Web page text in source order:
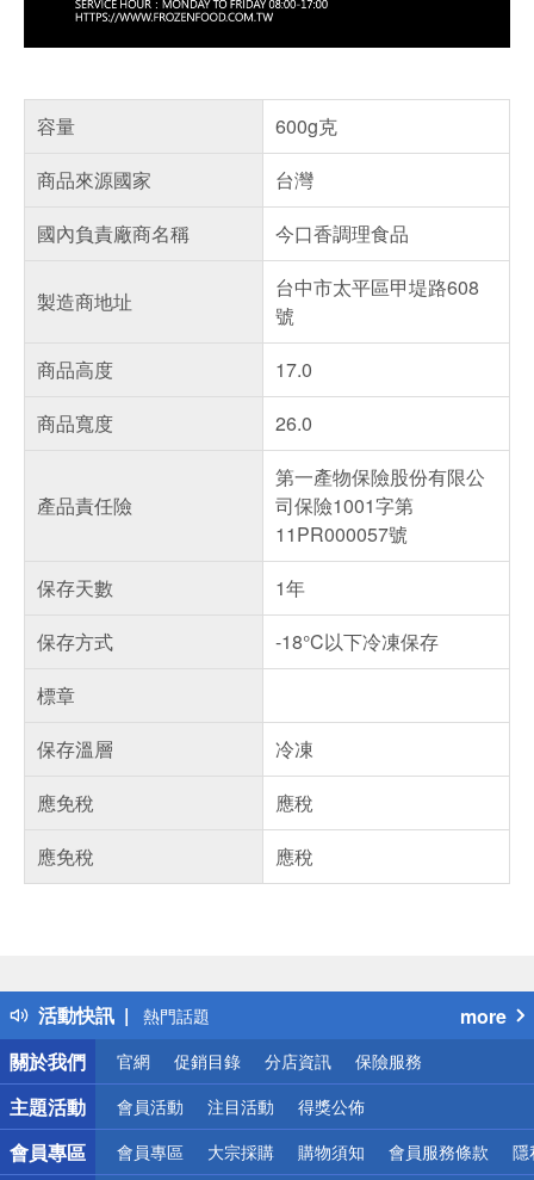
容量
600g克
商品來源國家
台灣
國內負責廠商名稱
今口香調理食品
製造商地址
台中市太平區甲堤路608
號
商品高度
17.0
商品寬度
26.0
產品責任險
第一產物保險股份有限公
司保險1001字第
11PR000057號
保存天數
1年
保存方式
-18°C以下冷凍保存
標章
保存溫層
冷凍
應免稅
應稅
應免稅
應稅
活動快訊
得獎公告
熱門話題
銀行優惠
偏遠地區配送
詐騙網頁！請小心！
more
關於我們
官網 促銷目錄 分店資訊 保險服務
主題活動 會員活動 注目活動 得獎公佈
會員專區 會員專區 大宗採購 購物須知 會員服務條款 隱